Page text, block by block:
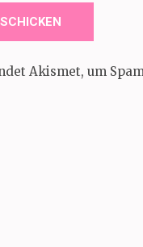
Akismet, um